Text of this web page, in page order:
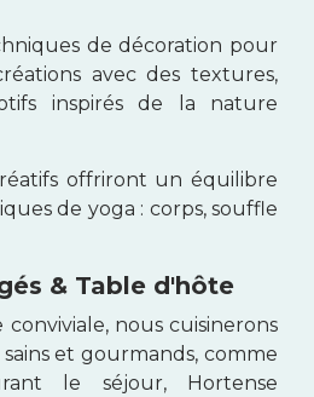
de décoration pour
avec des textures,
inspirés de la nature
offriront un équilibre
de yoga : corps, souffle
& Table d'hôte
conviviale, nous cuisinerons
et gourmands, comme
le séjour, Hortense